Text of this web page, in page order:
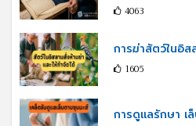
4063
การฆ่าสัตว์ในอิส
1605
การดูแลรักษา เ